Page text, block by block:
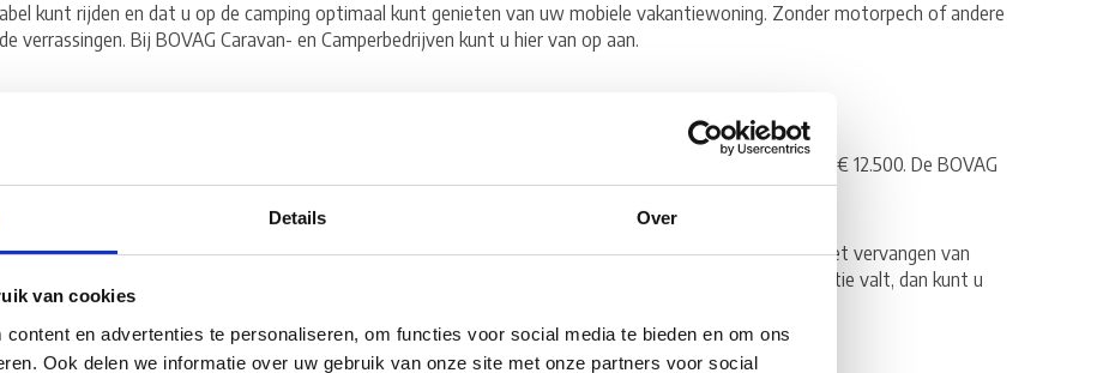
Details Over
van cookies
en advertenties te personaliseren, om functies voor social media te bieden en om ons
Ook delen we informatie over uw gebruik van onze site met onze partners voor social
kunt rijden en dat u op de camping optimaal kunt genieten van uw mobiele vakantiewoning. Zonder motorpech of andere
verrassingen. Bij BOVAG Caravan- en Camperbedrijven kunt u hier van op aan.
mogelijkheid om voor BOVAG Garantie te kiezen op elke gebruikte camper vanaf een verkoopprijs van € 12.500. De BOVAG
geldt voor een half jaar met een maximum van 20.000 kilometer.
die termijn iets kapot gaat of niet naar behoren werkt, kunt u bij ons terecht voor de reparatie of het vervangen van
Mochten we het onverhoopt ergens niet over eens worden zoals bijvoorbeeld of iets onder de garantie valt, dan kunt u
van gratis, onpartijdige hulp bij klachten.